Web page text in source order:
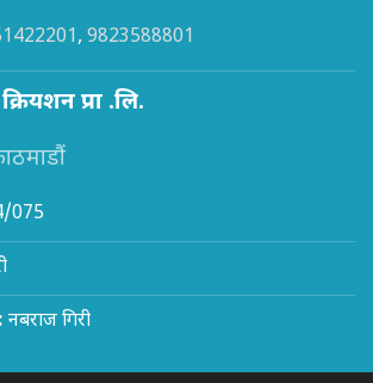
, 9823588801
प्रा .लि.
075
नबराज गिरी